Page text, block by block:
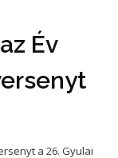
Év
a 26. Gyulai